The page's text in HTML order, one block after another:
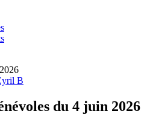
B
du 4 juin 2026